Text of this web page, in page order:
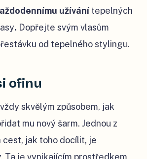
užívání tepelných
. Dopřejte svým vlasům
od tepelného stylingu.
ofinu
skvělým způsobem, jak
mu nový šarm. Jednou z
jak toho docílit, je
. Ta je vynikajícím prostředkem,